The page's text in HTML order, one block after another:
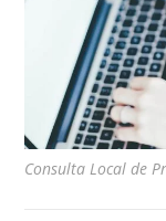
Consulta Local de